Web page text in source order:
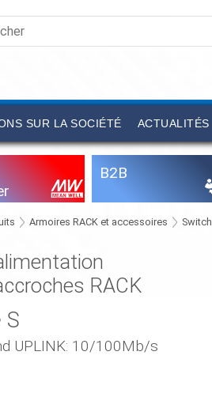
SUR LA SOCIÉTÉ ACTUALITÉS
B2B
Armoires RACK et accessoires Switch
RACK
S
UPLINK: 10/100Mb/s